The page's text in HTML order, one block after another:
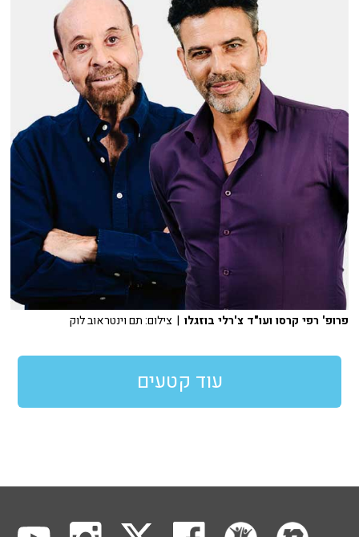
פרופ' רפי קרסו ועו"ד צ'רלי בוזגלו | צילום: תם וינטראוב לוק
עוד קטעים